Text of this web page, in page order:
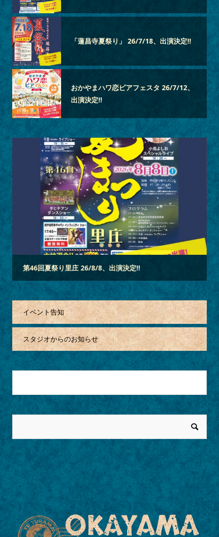
「蓮昌寺夏祭り」 26/7/18、出演決定‼
おかやまハワ恋ビアフェスタ 26/7/12、
出演決定‼
第46回夏祭り里庄 26/8/8、出演決定‼
123
イベント告知
スタジオからのお知らせ
OKAYAMA